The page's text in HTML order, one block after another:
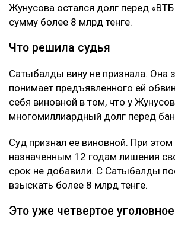
Жунусова остался долг перед
сумму более 8 млрд тенге.
Что решила судья
Сатыбалды вину не признала. Она
понимает предъявленного ей
себя виновной в том, что у
многомиллиардный долг перед
Суд признал ее виновной. При
назначенным 12 годам лишения
срок не добавили. С Сатыбалды
взыскать более 8 млрд тенге.
Это уже четвертое